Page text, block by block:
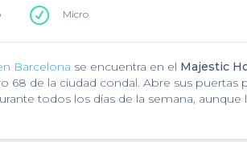
Micro
Barcelona se encuentra en el Majestic
68 de la ciudad condal. Abre sus puertas
todos los días de la semana, aunque